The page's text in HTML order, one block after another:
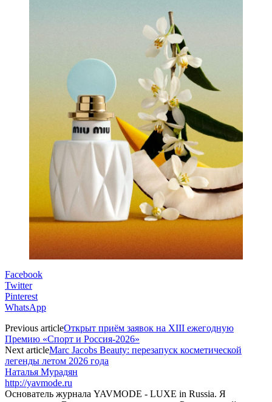
Facebook
Twitter
Pinterest
WhatsApp
Previous articleОткрыт приём заявок на XIII ежегодную
Премию «Спорт и Россия-2026»
Next articleMarc Jacobs Beauty: перезапуск косметической
легенды летом 2026 года
Наталья Мурадян
http://yavmode.ru
Основатель журнала YAVMODE - LUXE in Russia. Я